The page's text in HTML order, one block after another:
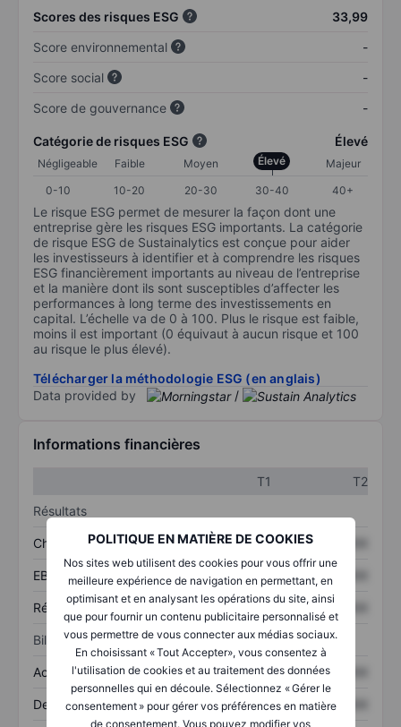
POLITIQUE EN MATIÈRE DE COOKIES
Nos sites web utilisent des cookies pour vous offrir une
meilleure expérience de navigation en permettant, en
optimisant et en analysant les opérations du site, ainsi
que pour fournir un contenu publicitaire personnalisé et
vous permettre de vous connecter aux médias sociaux.
En choisissant « Tout Accepter», vous consentez à
l'utilisation de cookies et au traitement des données
personnelles qui en découle. Sélectionnez « Gérer le
consentement » pour gérer vos préférences en matière
de consentement. Vous pouvez modifier vos
Scores des risques ESG
33,99
Score environnemental
-
Score social
-
Score de gouvernance
-
Catégorie de risques ESG Élevé
Négligeable Faible Moyen Élevé
Majeur
0-10
10-20 20-30 30-40 40+
Le risque ESG permet de mesurer la façon dont une
entreprise gère les risques ESG importants. La catégorie
de risque ESG de Sustainalytics est conçue pour aider
les investisseurs à identifier et à comprendre les risques
ESG financièrement importants au niveau de l’entreprise
et la manière dont ils sont susceptibles d’affecter les
performances à long terme des investissements en
capital. L’échelle va de 0 à 100. Plus le risque est faible,
moins il est important (0 équivaut à aucun risque et 100
au risque le plus élevé).
Télécharger la méthodologie ESG (en anglais)
Data provided by
/
Informations financières
T1
T2
Résultats
Chiffre d’affaires XXXXXXX XXXXXXX
EBITDA XXXXXXX XXXXXXX
Résultat net XXXXXXX XXXXXXX
Bilan
Actifs totaux XXXXXXX XXXXXXX
Dette totale XXXXXXX XXXXXXX